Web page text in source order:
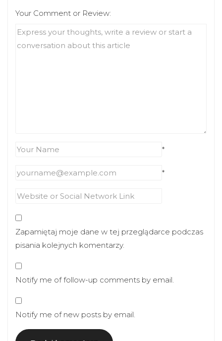
Your Comment or Review:
*
*
Zapamiętaj moje dane w tej przeglądarce podczas
pisania kolejnych komentarzy.
Notify me of follow-up comments by email.
Notify me of new posts by email.